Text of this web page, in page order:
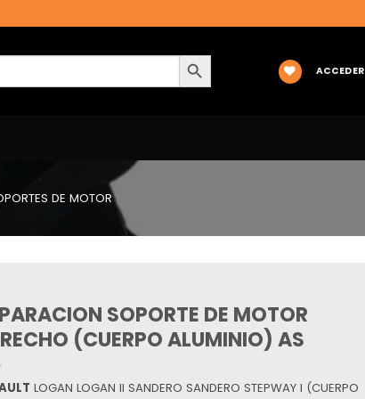
BOTÓN DE BÚSQUEDA
ACCEDER
DE MOTOR
SOPORTE DE MOTOR
(CUERPO ALUMINIO) AS
LOGAN LOGAN II SANDERO SANDERO STEPWAY I (CUERPO